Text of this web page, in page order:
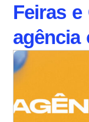
Feiras
agência